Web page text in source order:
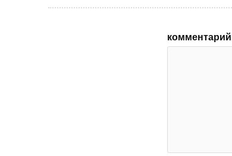
комментарий